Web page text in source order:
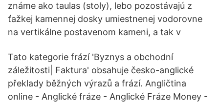
známe ako taulas (stoly), lebo pozostávajú z
ťažkej kamennej dosky umiestnenej vodorovne
na vertikálne postavenom kameni, a tak v
Tato kategorie frází 'Byznys a obchodní
záležitosti| Faktura' obsahuje česko-anglické
překlady běžných výrazů a frází. Angličtina
online - Anglické fráze - Anglické Fráze Money -